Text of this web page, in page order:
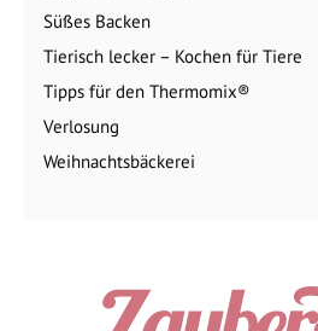
Süßes Backen
Tierisch lecker – Kochen für Tiere
Tipps für den Thermomix®
Verlosung
Weihnachtsbäckerei